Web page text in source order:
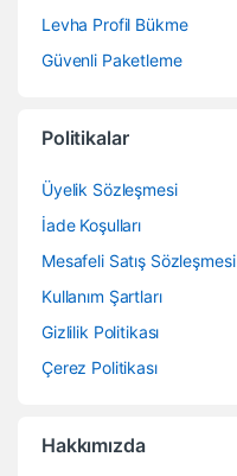
Levha Profil Bükme
Güvenli Paketleme
Politikalar
Üyelik Sözleşmesi
İade Koşulları
Mesafeli Satış Sözleşmesi
Kullanım Şartları
Gizlilik Politikası
Çerez Politikası
Hakkımızda